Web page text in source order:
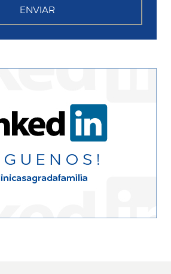
ENVIAR